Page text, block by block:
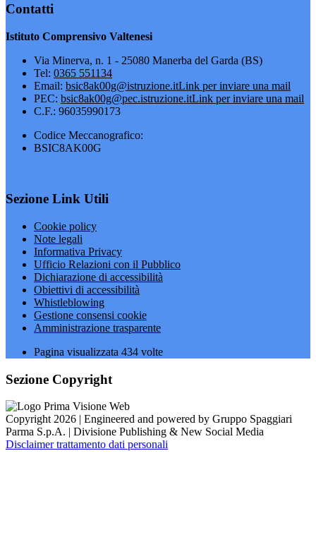
Contatti
Istituto Comprensivo Valtenesi
Via Minerva, n. 1 - 25080 Manerba del Garda (BS)
Tel: 0365 551134
Email: bsic8ak00g@istruzione.itLink per inviare una mail
PEC: bsic8ak00g@pec.istruzione.itLink per inviare una mail
C.F.: 96035990173
Codice Meccanografico:
BSIC8AK00G
Sezione Link Utili
Cookie policy
Note legali
Informativa Privacy
Ufficio Relazioni con il Pubblico
Dichiarazione di accessibilità
Obiettivi di accessibilità
Whistleblowing
Gestione consensi cookie
Amministrazione trasparente
Pagina visualizzata 434 volte
Sezione Copyright
Copyright 2026 | Engineered and powered by Gruppo Spaggiari
Parma S.p.A. | Divisione Publishing & New Social Media
Disclaimer trattamento dati personali